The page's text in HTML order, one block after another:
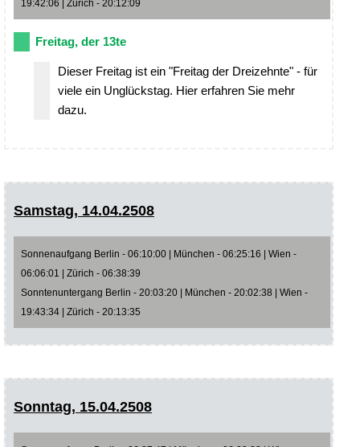
19:42:06 | Zürich - 20:12:09
Freitag, der 13te
Dieser Freitag ist ein "Freitag der Dreizehnte" - für
viele ein Unglückstag. Hier erfahren Sie mehr
dazu.
Samstag, 14.04.2508
Sonnenaufgang Berlin - 06:10:00 | München - 06:25:16 | Wien -
06:06:01 | Zürich - 06:38:39
Sonntenuntergang Berlin - 20:03:20 | München - 20:02:38 | Wien -
19:43:34 | Zürich - 20:13:35
Sonntag, 15.04.2508